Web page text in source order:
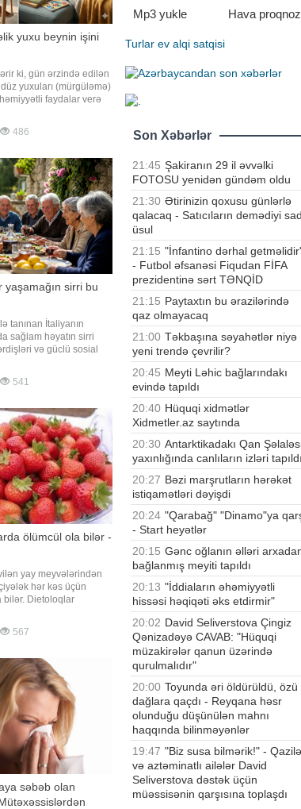
yuxu beynin işini
ki, gün ərzində edilən
yuxuları (mürgüləmə)
faydalar verə
davam edən qısa
artırmağa, yaddaşı
486
yaşamağın sirri bu
tanınan İtaliyanın
sağlam həyatın sirri
və güclü sosial
Sardiniyada yaşayan
hissəsi 100 yaşdan
541
ölümcül ola bilər -
yay meyvələrindən
hər kəs üçün
bilər. Dietoloqlar
nəfəsalma problemləri
bənzər
Mərkəzini
567
səbəb olan
Mp3 yukle
Hava
Turlar ev alqi satqisi
Son Xəbərlər
21:45 Şakiranın 29 il əvvəlki
FOTOSU yenidən gündəm oldu
21:30 Ətirinizin qoxusu günlərlə
qalacaq - Satıcıların demədiyi
üsul
21:15 "İnfantino dərhal
- Futbol əfsanəsi Fiqudan FİFA
prezidentinə sərt TƏNQİD
21:15 Paytaxtın bu ərazilərində
qaz olmayacaq
21:00 Təkbaşına səyahətlər niyə
yeni trendə çevrilir?
20:45 Meyti Ləhic bağlarındakı
evində tapıldı
20:40 Hüquqi xidmətlər
Xidmetler.az saytında
20:30 Antarktikadakı Qan
yaxınlığında canlıların izləri tapıldı
20:27 Bəzi marşrutların hərəkət
istiqamətləri dəyişdi
20:24 "Qarabağ" "Dinamo"ya
- Start heyətlər
20:15 Gənc oğlanın əlləri
bağlanmış meyiti tapıldı
20:13 "İddiaların əhəmiyyətli
hissəsi həqiqəti əks etdirmir"
20:02 David Seliverstova Çingiz
Qənizadəyə CAVAB: "Hüquqi
müzakirələr qanun üzərində
qurulmalıdır"
20:00 Toyunda əri öldürüldü, özü
dağlara qaçdı - Reyqana həsr
olunduğu düşünülən mahnı
haqqında bilinməyənlər
19:47 "Biz susa bilmərik!" -
və aztəminatlı ailələr David
Seliverstova dəstək üçün
müəssisənin qarşısına toplaşdı